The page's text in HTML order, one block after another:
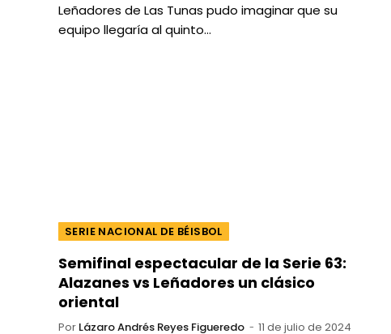
Leñadores de Las Tunas pudo imaginar que su
equipo llegaría al quinto…
SERIE NACIONAL DE BÉISBOL
Semifinal espectacular de la Serie 63:
Alazanes vs Leñadores un clásico
oriental
Por Lázaro Andrés Reyes Figueredo 11 de julio de 2024